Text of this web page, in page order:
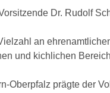
Dr. Rudolf
an
und kichlichen
Oberpfalz prägte der